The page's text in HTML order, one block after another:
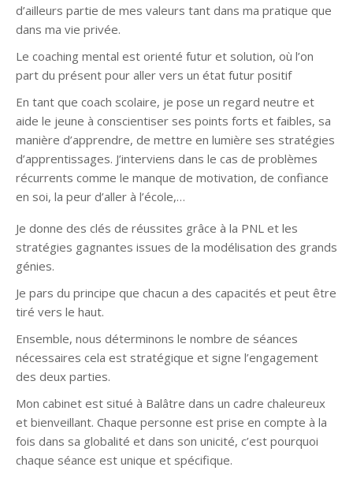
d’ailleurs partie de mes valeurs tant dans ma pratique que
dans ma vie privée.
Le coaching mental est orienté futur et solution, où l’on
part du présent pour aller vers un état futur positif
En tant que coach scolaire, je pose un regard neutre et
aide le jeune à conscientiser ses points forts et faibles, sa
manière d’apprendre, de mettre en lumière ses stratégies
d’apprentissages. J’interviens dans le cas de problèmes
récurrents comme le manque de motivation, de confiance
en soi, la peur d’aller à l’école,…
Je donne des clés de réussites grâce à la PNL et les
stratégies gagnantes issues de la modélisation des grands
génies.
Je pars du principe que chacun a des capacités et peut être
tiré vers le haut.
Ensemble, nous déterminons le nombre de séances
nécessaires cela est stratégique et signe l’engagement
des deux parties.
Mon cabinet est situé à Balâtre dans un cadre chaleureux
et bienveillant. Chaque personne est prise en compte à la
fois dans sa globalité et dans son unicité, c’est pourquoi
chaque séance est unique et spécifique.